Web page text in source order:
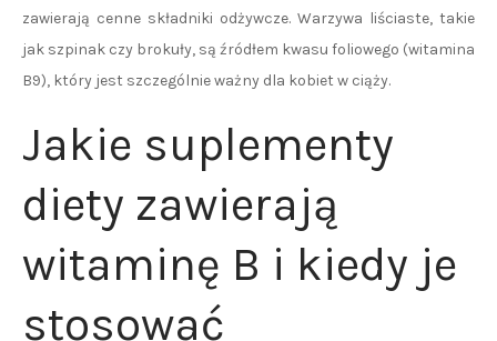
zawierają cenne składniki odżywcze. Warzywa liściaste, takie
jak szpinak czy brokuły, są źródłem kwasu foliowego (witamina
B9), który jest szczególnie ważny dla kobiet w ciąży.
Jakie suplementy
diety zawierają
witaminę B i kiedy je
stosować